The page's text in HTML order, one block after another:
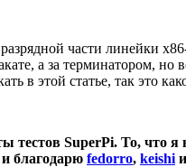
части линейки
а за терминатором,
в этой статье, так это
тестов SuperPi. То, что я
благодарю fedorro, keishi